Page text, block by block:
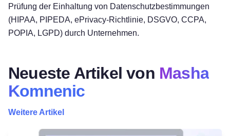
Prüfung der Einhaltung von Datenschutzbestimmungen
(HIPAA, PIPEDA, ePrivacy-Richtlinie, DSGVO, CCPA,
POPIA, LGPD) durch Unternehmen.
Neueste Artikel von Masha
Komnenic
Weitere Artikel